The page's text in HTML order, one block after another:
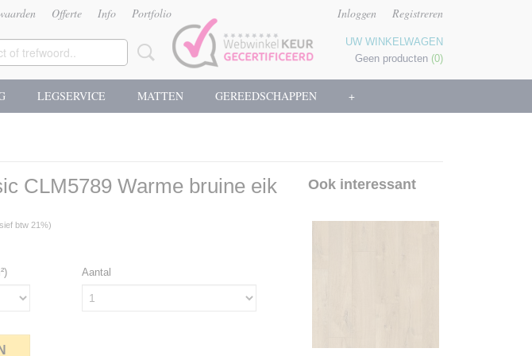
Offerte Info Portfolio Inloggen Registreren
UW WINKELWAGEN
Geen producten (0)
LEGSERVICE MATTEN GEREEDSCHAPPEN +
CLM5789 Warme bruine eik
btw 21%)
Aantal
Ook interessant